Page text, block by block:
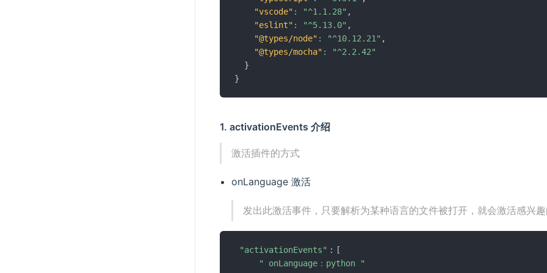
"vscode" : "^1.1.28" ,
"eslint" : "^5.13.0" ,
"@types/node" : "^10.12.21" ,
"@types/mocha" :
"^2.2.42"
}
}
1. activationEvents 介绍
激活插件的方式
onLanguage 激活
发出此激活事件，只要解析为某种语言的文件被打开，就会激活感兴
"activationEvents" ： [
" onLanguage：python "